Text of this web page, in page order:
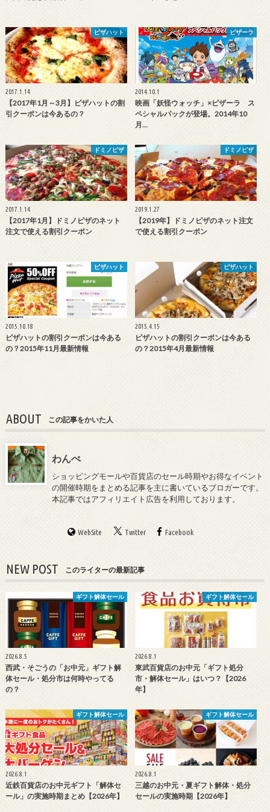
ピザハット
2017.1.14
【2017年1月～3月】ピザハットの割
引クーポンは今あるの？
ピザーラ
2014.10.1
映画「妖怪ウォッチ」×ピザーラ ス
ペシャルパックが登場。2014年10
月…
ドミノピザ
2017.1.14
【2017年1月】ドミノピザのネット
注文で使える割引クーポン
ドミノピザ
2019.1.27
【2019年】ドミノピザのネット注文
で使える割引クーポン
ピザハット
2015.10.18
ピザハットの割引クーポンは今ある
の？2015年11月最新情報
ピザハット
2015.4.15
ピザハットの割引クーポンは今ある
の？2015年4月最新情報
ABOUT この記事をかいた人
わんぺ
ショッピングモールや百貨店のセール時期やお得なイベント
の開催時期をまとめる記事を主に書いているブロガーです。
本記事ではアフィリエイト広告を利用しております。
WebSite Twitter Facebook
NEW POST このライターの最新記事
ギフト解体セール
2026.8.5
西武・そごうの「お中元」ギフト解
体セール・処分市は何時やってる
の？
ギフト解体セール
2026.8.1
東武百貨店のお中元「ギフト処分
市・解体セール」はいつ？【2026
年】
ギフト解体セール
2026.8.1
近鉄百貨店のお中元ギフト「解体セ
ール」の実施時期まとめ【2026年】
ギフト解体セール
2026.8.1
三越のお中元・夏ギフト解体・処分
セールの実施時期【2026年】